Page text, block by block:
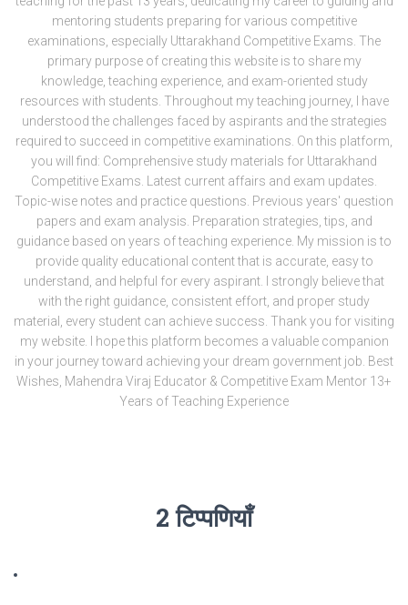
mentoring students preparing for various competitive
examinations, especially Uttarakhand Competitive Exams. The
primary purpose of creating this website is to share my
knowledge, teaching experience, and exam-oriented study
resources with students. Throughout my teaching journey, I have
understood the challenges faced by aspirants and the strategies
required to succeed in competitive examinations. On this platform,
you will find: Comprehensive study materials for Uttarakhand
Competitive Exams. Latest current affairs and exam updates.
Topic-wise notes and practice questions. Previous years' question
papers and exam analysis. Preparation strategies, tips, and
guidance based on years of teaching experience. My mission is to
provide quality educational content that is accurate, easy to
understand, and helpful for every aspirant. I strongly believe that
with the right guidance, consistent effort, and proper study
material, every student can achieve success. Thank you for visiting
my website. I hope this platform becomes a valuable companion
in your journey toward achieving your dream government job. Best
Wishes, Mahendra Viraj Educator & Competitive Exam Mentor 13+
Years of Teaching Experience
2 टिप्पणियाँ